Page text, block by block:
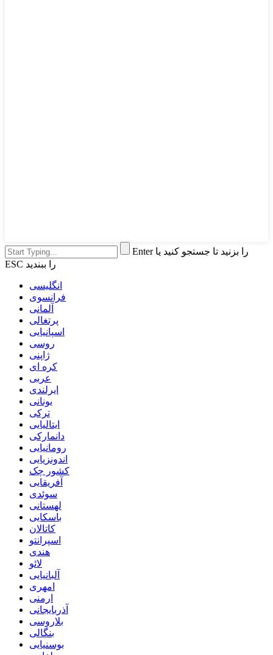
Enter را بزنید تا جستجو کنید یا
ESC را ببندید
انگلیسی
فرانسوی
آلمانی
پرتغالی
اسپانیایی
روسی
ژاپنی
کره ای
عربی
ایرلندی
یونانی
ترکی
ایتالیایی
دانمارکی
رومانیایی
اندونزیایی
کشور چک
آفریقایی
سوئدی
لهستانی
باسکایی
کاتالان
اسپرانتو
هندی
لائو
آلبانیایی
امهری
ارمنی
آذربایجانی
بلاروسی
بنگالی
بوسنیایی